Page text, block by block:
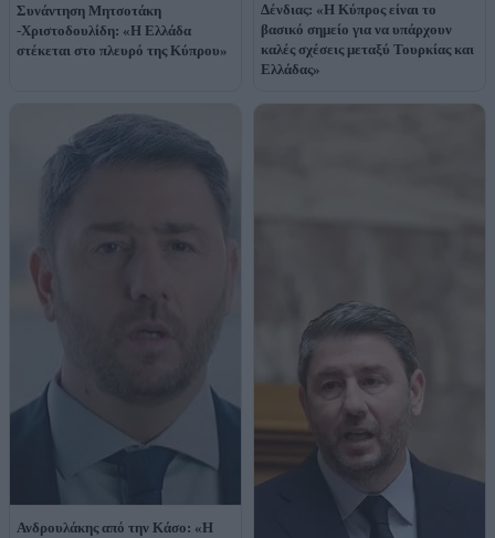
Συνάντηση Μητσοτάκη
-Χριστοδουλίδη: «Η Ελλάδα
στέκεται στο πλευρό της Κύπρου»
Δένδιας: «Η Κύπρος είναι το
βασικό σημείο για να υπάρχουν
καλές σχέσεις μεταξύ Τουρκίας και
Ελλάδας»
Ανδρουλάκης από την Κάσο: «Η